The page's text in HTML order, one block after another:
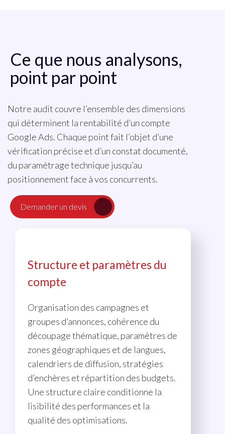
Ce que nous analysons,
point par point
Notre audit couvre l’ensemble des dimensions
qui déterminent la rentabilité d’un compte
Google Ads. Chaque point fait l’objet d’une
vérification précise et d’un constat documenté,
du paramétrage technique jusqu’au
positionnement face à vos concurrents.
Demander un devis
Structure et paramètres du
compte
Organisation des campagnes et
groupes d’annonces, cohérence du
découpage thématique, paramètres de
zones géographiques et de langues,
calendriers de diffusion, stratégies
d’enchères et répartition des budgets.
Une structure claire conditionne la
lisibilité des performances et la
qualité des optimisations.